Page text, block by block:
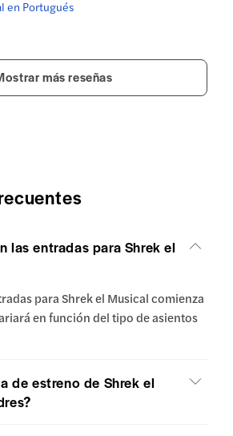
en Portugués
más reseñas
las entradas para Shrek el
para Shrek el Musical comienza
en función del tipo de asientos
de estreno de Shrek el